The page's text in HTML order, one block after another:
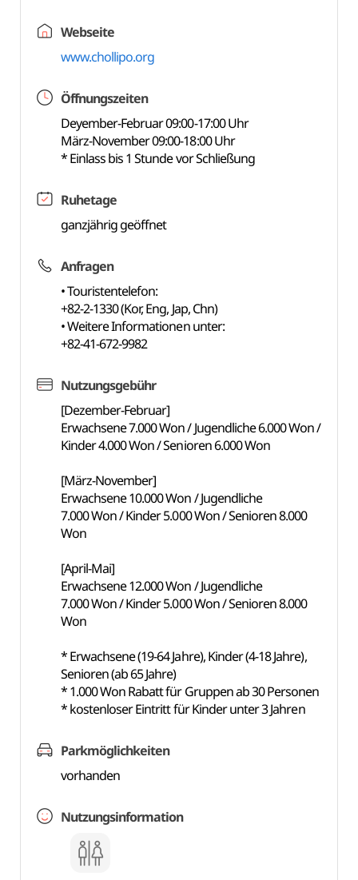
Webseite
www.chollipo.org
Öffnungszeiten
Deyember-Februar 09:00-17:00 Uhr
März-November 09:00-18:00 Uhr
* Einlass bis 1 Stunde vor Schließung
Ruhetage
ganzjährig geöffnet
Anfragen
• Touristentelefon:
+82-2-1330 (Kor, Eng, Jap, Chn)
• Weitere Informationen unter:
+82-41-672-9982
Nutzungsgebühr
[Dezember-Februar]
Erwachsene 7.000 Won / Jugendliche 6.000 Won /
Kinder 4.000 Won / Senioren 6.000 Won
[März-November]
Erwachsene 10.000 Won / Jugendliche
7.000 Won / Kinder 5.000 Won / Senioren 8.000
Won
[April-Mai]
Erwachsene 12.000 Won / Jugendliche
7.000 Won / Kinder 5.000 Won / Senioren 8.000
Won
* Erwachsene (19-64 Jahre), Kinder (4-18 Jahre),
Senioren (ab 65 Jahre)
* 1.000 Won Rabatt für Gruppen ab 30 Personen
* kostenloser Eintritt für Kinder unter 3 Jahren
Parkmöglichkeiten
vorhanden
Nutzungsinformation